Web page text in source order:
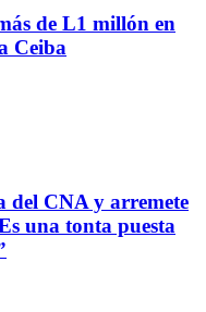
de L1 millón en
Ceiba
del CNA y arremete
una tonta puesta